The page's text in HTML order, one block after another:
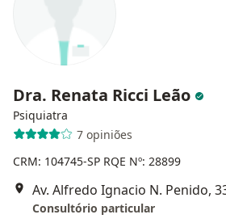
Dra. Renata Ricci Leão
Psiquiatra
7 opiniões
CRM: 104745-SP RQE Nº: 28899
Consultório particular